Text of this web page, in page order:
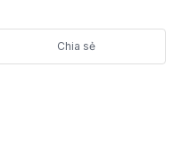
Chia sẻ